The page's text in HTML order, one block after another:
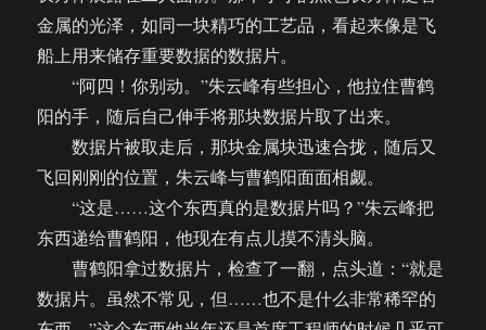
金属的光泽，如同一块精巧的工艺品，看起来像是飞
船上用来储存重要数据的数据片。
“阿四！你别动。”朱云峰有些担心，他拉住曹鹤
阳的手，随后自己伸手将那块数据片取了出来。
数据片被取走后，那块金属块迅速合拢，随后又
飞回刚刚的位置，朱云峰与曹鹤阳面面相觑。
“这是……这个东西真的是数据片吗？”朱云峰把
东西递给曹鹤阳，他现在有点儿摸不清头脑。
曹鹤阳拿过数据片，检查了一翻，点头道：“就是
数据片。虽然不常见，但……也不是什么非常稀罕的